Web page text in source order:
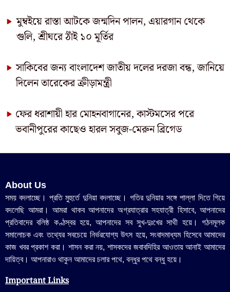
মুম্বইয়ে রাস্তা আটকে জন্মদিন পালন, এয়ারগান থেকে
গুলি, শ্রীঘরে ঠাঁই ১০ মূর্তির
সাকিবের জন্য বাংলাদেশ জাতীয় দলের দরজা বন্ধ, জানিয়ে
দিলেন তারেকের ক্রীড়ামন্ত্রী
ফের ধরাশায়ী হার মোহনবাগানের, কাস্টমসের পরে
ভবানীপুরের কাছেও হারল সবুজ-মেরুন ব্রিগেড
About Us
সময় বদলাচ্ছে। প্রতি মুহুর্তে দুনিয়া বদলাচ্ছে। গতির দুনিয়ার সঙ্গে পাল্লা দিতে গিয়ে
বদলেছি আমরা। আমরা থাকব আপনাদের অগ্রযাত্রার সহযাত্রী হিসাবে, আপনাদের
প্রতিবাদের বলিষ্ঠ কণ্ঠস্বর হয়ে, আপনাদের সব সুখ-দুঃখের সাথী হয়ে। গঠনমূলক
সমালোচক এবং তথ্যের সবচেয়ে নির্ভরযোগ্য উ‍ৎস হয়ে, সংবাদমাধ্যম হিসেবে আমাদের
কাজ খবর প্রকাশ করা। শাসন করা নয়, শাসকদের জবাবদিহির আওতায় আনাই আমাদের
দায়িত্ব। আপনারাও থাকুন আমাদের চলার পথে, বন্ধুর পথে বন্ধু হয়ে।
Important Links